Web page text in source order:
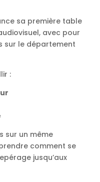
sa première table
avec pour
sur le département
:
sur un même
comment se
jusqu’aux